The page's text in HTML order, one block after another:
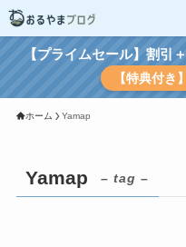
【プライムセール】割引
【特典付
ホーム Yamap
Yamap – tag –